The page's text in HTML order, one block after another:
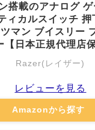
搭載のアナログ
ィカルスイッチ
マン ブイスリー
【日本正規代理店
Razer(レイザー)
レビューを見る
Amazonから探す